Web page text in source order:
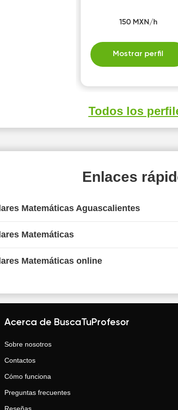
150 MXN/h
Mostrar perfil
Todos los
Enlaces
Matemáticas Aguascalientes
Matemáticas
Matemáticas online
Acerca de BuscaTuProfesor
Sobre nosotros
Contactos
Cómo funciona
Preguntas frecuentes